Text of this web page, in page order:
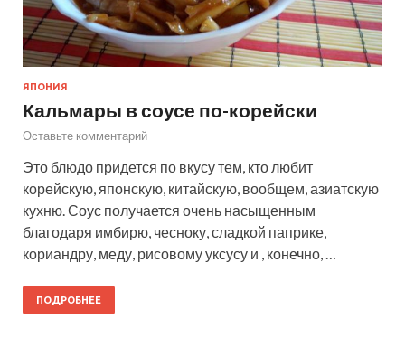
ЯПОНИЯ
Кальмары в соусе по-корейски
Оставьте комментарий
Это блюдо придется по вкусу тем, кто любит
корейскую, японскую, китайскую, вообщем, азиатскую
кухню. Соус получается очень насыщенным
благодаря имбирю, чесноку, сладкой паприке,
кориандру, меду, рисовому уксусу и , конечно, …
ПОДРОБНЕЕ